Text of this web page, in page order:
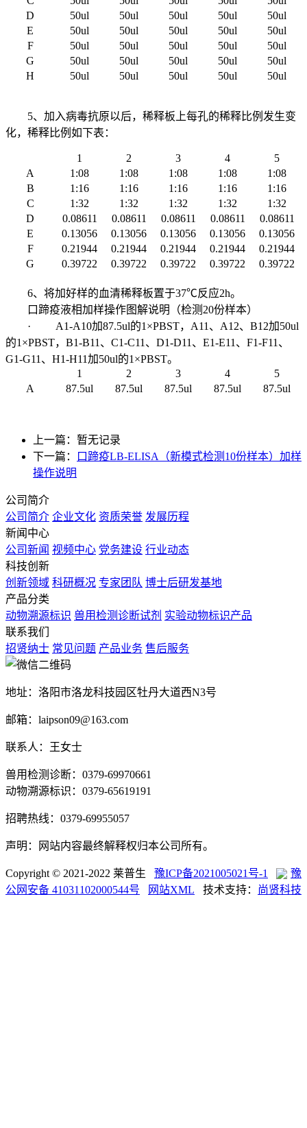
D
50ul 50ul 50ul 50ul
50ul
E
50ul 50ul 50ul 50ul
50ul
F
50ul 50ul 50ul 50ul
50ul
G
50ul 50ul 50ul 50ul
50ul
H
50ul 50ul 50ul 50ul 50ul
5、加入病毒抗原以后，稀释板上每孔的稀释比例发生变
化，稀释比例如下表：
1 2 3 4
5
A
1:08 1:08 1:08 1:08
1:08
B
1:16 1:16 1:16 1:16
1:16
C
1:32 1:32 1:32 1:32
1:32
D
0.08611 0.08611 0.08611 0.08611
0.08611
E
0.13056 0.13056 0.13056 0.13056
0.13056
F
0.21944 0.21944 0.21944 0.21944
0.21944
G
0.39722 0.39722 0.39722 0.39722 0.39722
6、将加好样的血清稀释板置于37℃反应2h。
口蹄疫液相加样操作图解说明（检测20份样本）
· A1-A10加87.5ul的1×PBST，A11、A12、B12加50ul
的1×PBST，B1-B11、C1-C11、D1-D11、E1-E11、F1-F11、
G1-G11、H1-H11加50ul的1×PBST。
1
2 3 4
5
A
87.5ul 87.5ul 87.5ul 87.5ul 87.5ul
上一篇：暂无记录
下一篇：
口蹄疫LB-ELISA（新模式检测10份样本）加样
操作说明
公司简介
公司简介 企业文化 资质荣誉 发展历程
新闻中心
公司新闻 视频中心 党务建设 行业动态
科技创新
创新领域 科研概况 专家团队 博士后研发基地
产品分类
动物溯源标识 兽用检测诊断试剂 实验动物标识产品
联系我们
招贤纳士 常见问题 产品业务 售后服务
地址：洛阳市洛龙科技园区牡丹大道西N3号
邮箱：laipson09@163.com
联系人：王女士
兽用检测诊断：0379-69970661
动物溯源标识：0379-65619191
招聘热线：0379-69955057
声明：网站内容最终解释权归本公司所有。
Copyright © 2021-2022 莱普生 豫ICP备2021005021号-1
豫
公网安备 41031102000544号
网站XML 技术支持： 尚贤科技